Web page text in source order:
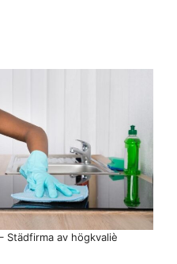
Städfirma av högkvaliè